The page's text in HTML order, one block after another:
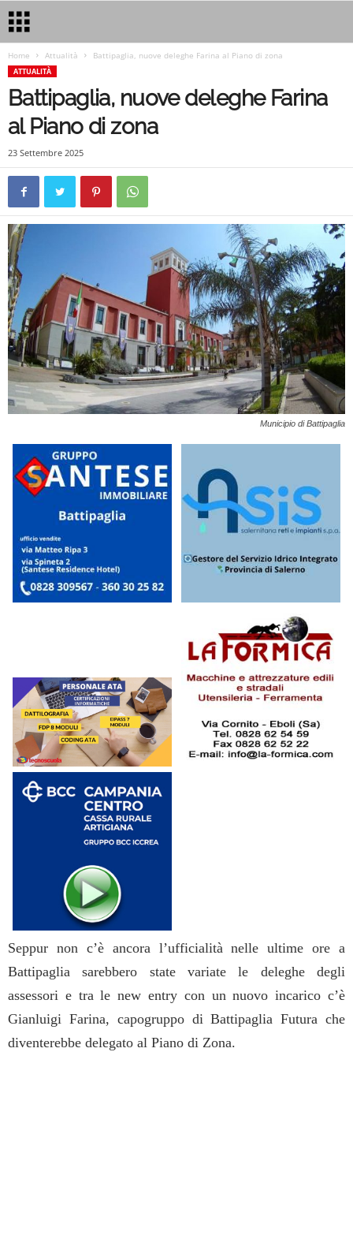
Home Attualità Battipaglia, nuove deleghe Farina al Piano di zona
ATTUALITÀ
Battipaglia, nuove deleghe Farina
al Piano di zona
23 Settembre 2025
Municipio di Battipaglia
Seppur non c’è ancora l’ufficialità nelle ultime ore a
Battipaglia sarebbero state variate le deleghe degli
assessori e tra le new entry con un nuovo incarico c’è
Gianluigi Farina, capogruppo di Battipaglia Futura che
diventerebbe delegato al Piano di Zona.